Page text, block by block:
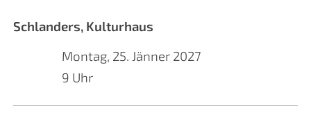
Schlanders, Kulturhaus
Montag, 25. Jänner 2027
9 Uhr